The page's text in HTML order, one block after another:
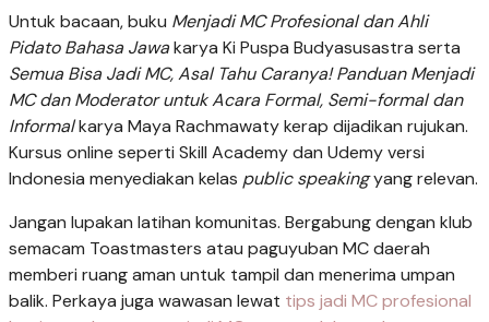
Untuk bacaan, buku Menjadi MC Profesional dan Ahli
Pidato Bahasa Jawakarya Ki Puspa Budyasusastra serta
Semua Bisa Jadi MC,Asal Tahu Caranya! Panduan Menjadi
MC dan Moderator untuk Acara Formal, Semi-formal dan
Informalkarya Maya Rachmawaty kerap dijadikan rujukan.
Kursus online seperti Skill Academy dan Udemy versi
Indonesia menyediakan kelas public speakingyang relevan.
Jangan lupakan latihan komunitas. Bergabung dengan klub
semacam Toastmasters atau paguyuban MC daerah
memberi ruang aman untuk tampil dan menerima umpan
balik. Perkaya juga wawasan lewat tips jadi MC profesional